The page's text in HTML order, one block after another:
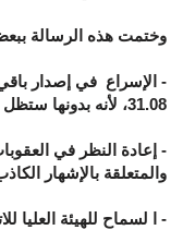
وختمت هذه الرسالة
- الإسراع في إصدار
31.08، لأنه بدونها ستظل بعض مواد هذا القانون معطلة التطبيق.
والمتعلقة بالإشهار
- ا لسماح للهيئة العليا